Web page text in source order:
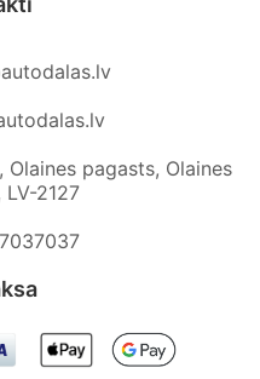
Olaines pagasts, Olaines
2127